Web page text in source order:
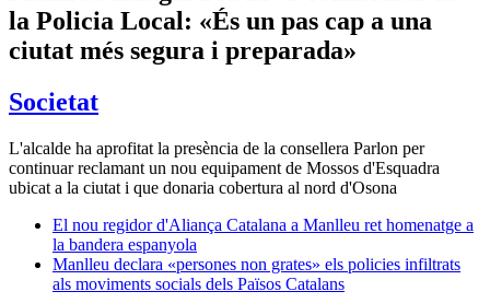
la Policia Local: «És un pas cap a una
ciutat més segura i preparada»
Societat
L'alcalde ha aprofitat la presència de la consellera Parlon per
continuar reclamant un nou equipament de Mossos d'Esquadra
ubicat a la ciutat i que donaria cobertura al nord d'Osona
El nou regidor d'Aliança Catalana a Manlleu ret homenatge a
la bandera espanyola
Manlleu declara «persones non grates» els policies infiltrats
als moviments socials dels Països Catalans